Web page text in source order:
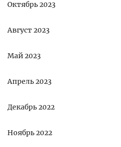
Октябрь 2023
Август 2023
Май 2023
Апрель 2023
Декабрь 2022
Ноябрь 2022